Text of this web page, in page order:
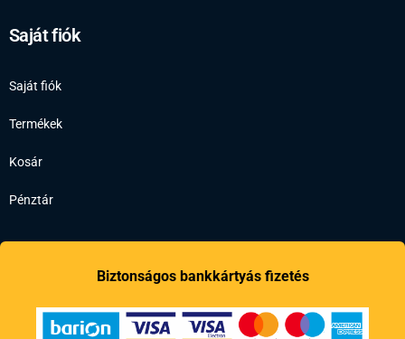
Saját fiók
Saját fiók
Termékek
Kosár
Pénztár
Biztonságos bankkártyás fizetés